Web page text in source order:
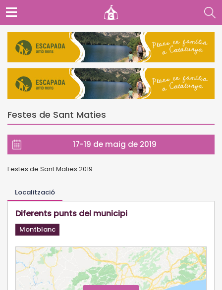
Festes de Sant Maties
17-19 de maig de 2019
Festes de Sant Maties 2019
Localització
Diferents punts del municipi
Montblanc